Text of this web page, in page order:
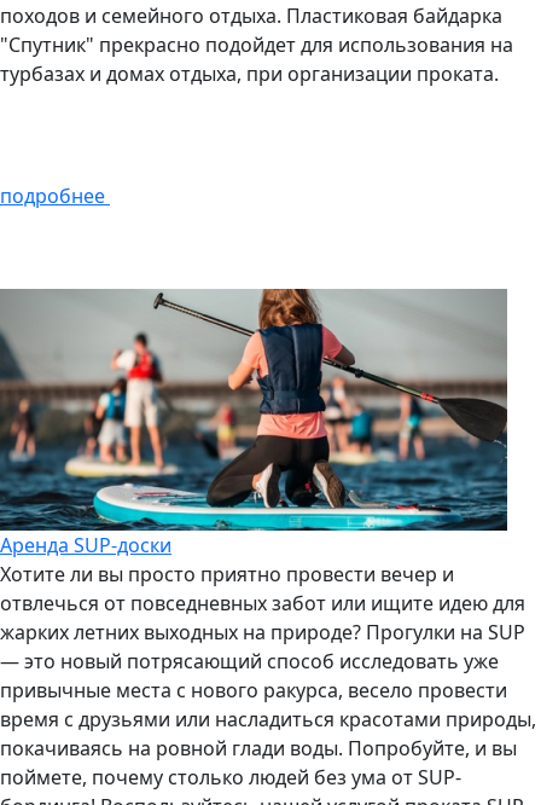
походов и семейного отдыха. Пластиковая байдарка
"Спутник" прекрасно подойдет для использования на
турбазах и домах отдыха, при организации проката.
подробнее
Аренда SUP-доски
Хотите ли вы просто приятно провести вечер и
отвлечься от повседневных забот или ищите идею для
жарких летних выходных на природе? Прогулки на SUP
— это новый потрясающий способ исследовать уже
привычные места с нового ракурса, весело провести
время с друзьями или насладиться красотами природы,
покачиваясь на ровной глади воды. Попробуйте, и вы
поймете, почему столько людей без ума от SUP-